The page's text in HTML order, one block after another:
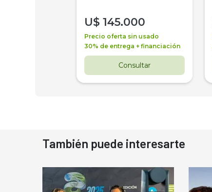
U$ 145.000
Precio oferta sin usado
30% de entrega + financiación
Consultar
También puede interesarte